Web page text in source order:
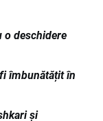
deschidere
îmbunătățit în
și